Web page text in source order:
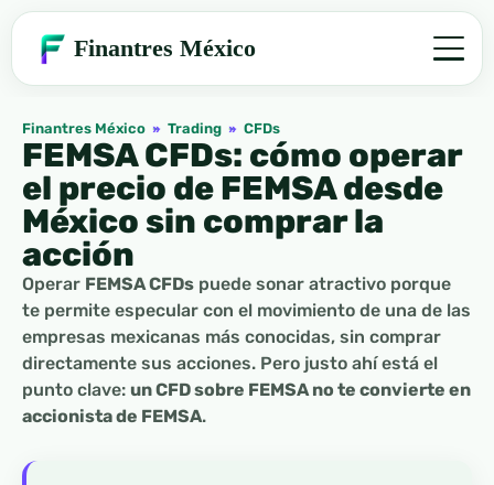
Finantres México
Finantres México » Trading » CFDs
FEMSA CFDs: cómo operar
el precio de FEMSA desde
México sin comprar la
acción
Operar FEMSA CFDs puede sonar atractivo porque
te permite especular con el movimiento de una de las
empresas mexicanas más conocidas, sin comprar
directamente sus acciones. Pero justo ahí está el
punto clave: un CFD sobre FEMSA no te convierte en
accionista de FEMSA.